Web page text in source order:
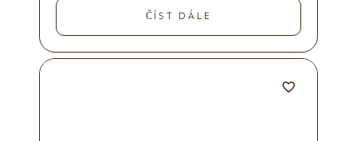
ČÍST DÁLE